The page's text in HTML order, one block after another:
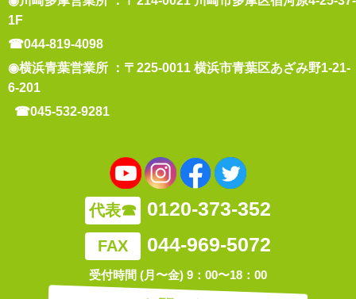
1F
☎044-819-4098
◉横浜青葉営業所 ：〒225-0011 横浜市青葉区あざみ野1-21-
6-201
☎045-532-9281
代表☎ 0120-373-352
FAX 044-969-5072
受付時間 (月〜金) 9：00〜18：00